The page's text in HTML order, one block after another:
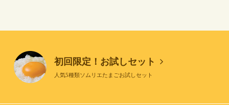
初回限定！お試しセット
人気5種類ソムリエたまごお試しセット